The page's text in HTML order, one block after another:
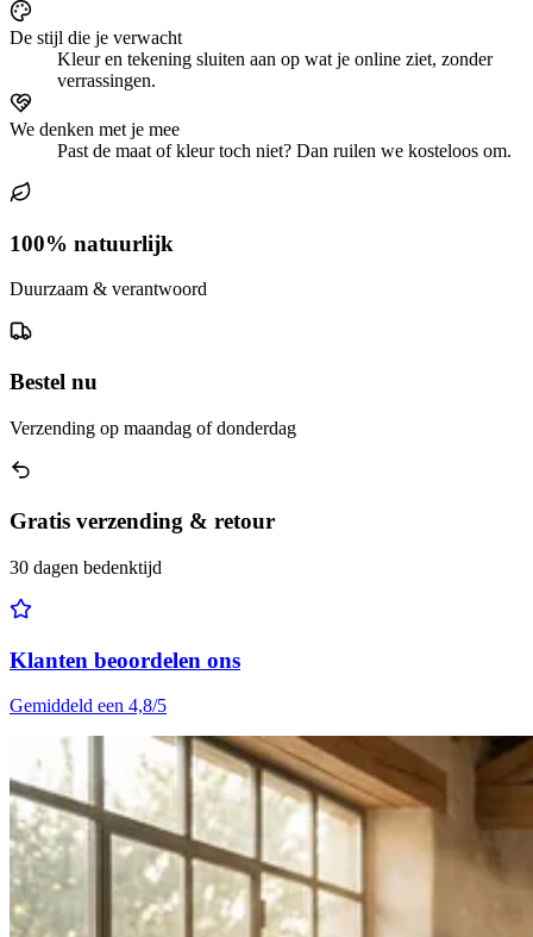
De stijl die je verwacht
Kleur en tekening sluiten aan op wat je online ziet, zonder
verrassingen.
We denken met je mee
Past de maat of kleur toch niet? Dan ruilen we kosteloos om.
100% natuurlijk
Duurzaam & verantwoord
Bestel nu
Verzending op maandag of donderdag
Gratis verzending & retour
30 dagen bedenktijd
Klanten beoordelen ons
Gemiddeld een 4,8/5